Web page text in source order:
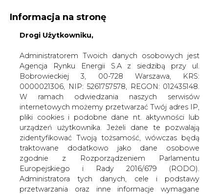
KONTAKT:
WYDAWCA PORTALU:
WYSOKI KONTRAST WIELKOŚĆ TEKSTU A A
ZALOGUJ SIĘ
Informacja na stronę
Drogi Użytkowniku,
Administratorem Twoich danych osobowych jest
Agencja Rynku Energii S.A z siedzibą przy ul.
Bobrowieckiej 3, 00-728 Warszawa, KRS:
0000021306, NIP: 5261757578, REGON: 012435148.
W ramach odwiedzania naszych serwisów
internetowych możemy przetwarzać Twój adres IP,
pliki cookies i podobne dane nt. aktywności lub
urządzeń użytkownika. Jeżeli dane te pozwalają
zidentyfikować Twoją tożsamość, wówczas będą
traktowane dodatkowo jako dane osobowe
zgodnie z Rozporządzeniem Parlamentu
Europejskiego i Rady 2016/679 (RODO).
Administratora tych danych, cele i podstawy
przetwarzania oraz inne informacje wymagane